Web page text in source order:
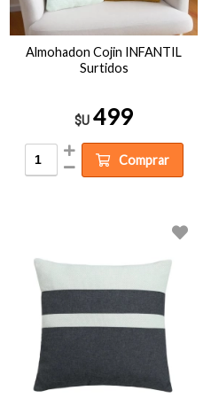
Almohadon Cojin INFANTIL
Surtidos
$U 499
Comprar